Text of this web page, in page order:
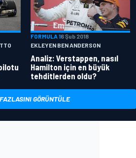
FORMULA 16 Şub 2018
EKLEYEN BEN ANDERSON
Analiz: Verstappen, nasıl
Hamilton için en büyük
tehditlerden oldu?
GÖRÜNTÜLE